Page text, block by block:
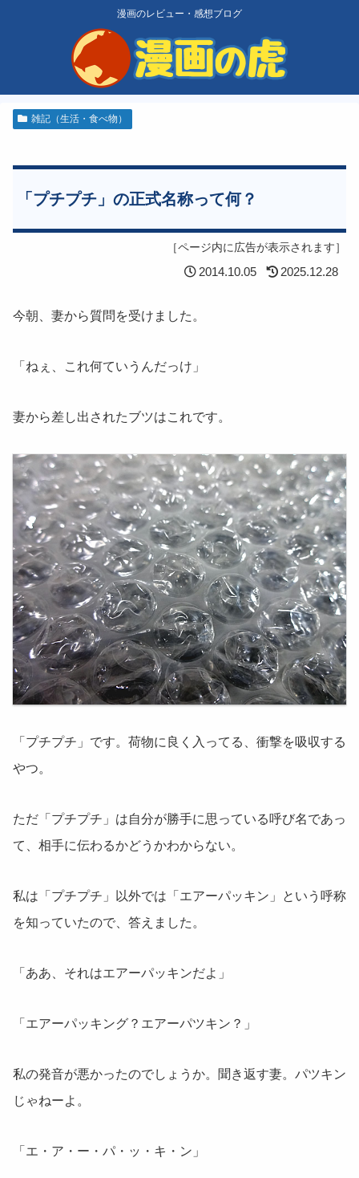
漫画のレビュー・感想ブログ
雑記（生活・食べ物）
「プチプチ」の正式名称って何？
［ページ内に広告が表示されます］
2014.10.05 2025.12.28
今朝、妻から質問を受けました。
「ねぇ、これ何ていうんだっけ」
妻から差し出されたブツはこれです。
「プチプチ」です。荷物に良く入ってる、衝撃を吸収する
やつ。
ただ「プチプチ」は自分が勝手に思っている呼び名であっ
て、相手に伝わるかどうかわからない。
私は「プチプチ」以外では「エアーパッキン」という呼称
を知っていたので、答えました。
「ああ、それはエアーパッキンだよ」
「エアーパッキング？エアーパツキン？」
私の発音が悪かったのでしょうか。聞き返す妻。パツキン
じゃねーよ。
「エ・ア・ー・パ・ッ・キ・ン」